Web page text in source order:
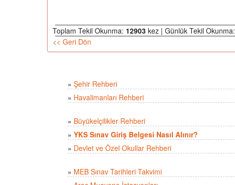
Toplam Tekil Okunma: 12903 kez | Günlük Tekil Okunma:
<< Geri Dön
» Şehir Rehberi
» Havalimanları Rehberi
» Büyükelçilikler Rehberi
» YKS Sınav Giriş Belgesi Nasıl Alınır?
» Devlet ve Özel Okullar Rehberi
» MEB Sınav Tarihleri Takvimi